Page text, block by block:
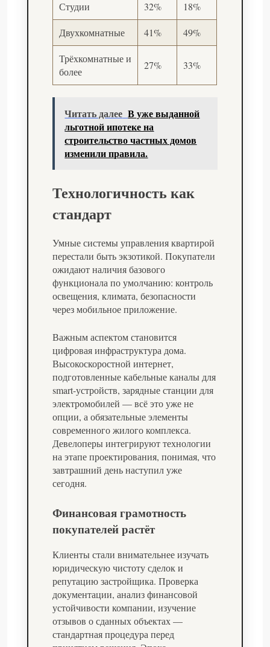
Студии 32% 18%
Двухкомнатные 41% 49%
Трёхкомнатные и
более
27% 33%
Читать далее В уже выданной
льготной ипотеке на
строительство частных домов
изменили правила.
Технологичность как
стандарт
Умные системы управления квартирой
перестали быть экзотикой. Покупатели
ожидают наличия базового
функционала по умолчанию: контроль
освещения, климата, безопасности
через мобильное приложение.
Важным аспектом становится
цифровая инфраструктура дома.
Высокоскоростной интернет,
подготовленные кабельные каналы для
smart-устройств, зарядные станции для
электромобилей — всё это уже не
опции, а обязательные элементы
современного жилого комплекса.
Девелоперы интегрируют технологии
на этапе проектирования, понимая, что
завтрашний день наступил уже
сегодня.
Финансовая грамотность
покупателей растёт
Клиенты стали внимательнее изучать
юридическую чистоту сделок и
репутацию застройщика. Проверка
документации, анализ финансовой
устойчивости компании, изучение
отзывов о сданных объектах —
стандартная процедура перед